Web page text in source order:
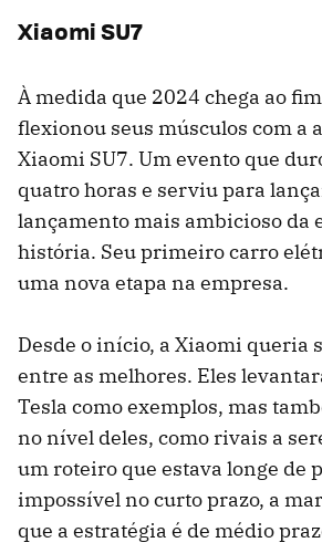
Xiaomi SU7
À medida que 2024 chega ao
flexionou seus músculos com a
Xiaomi SU7. Um evento que
quatro horas e serviu para
lançamento mais ambicioso da
história. Seu primeiro carro
uma nova etapa na empresa.
Desde o início, a Xiaomi queria
entre as melhores. Eles
Tesla como exemplos, mas
no nível deles, como rivais a
um roteiro que estava longe de
impossível no curto prazo, a
que a estratégia é de médio